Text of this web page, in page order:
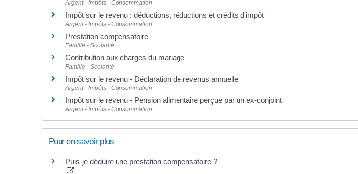
Argent - Impôts - Consommation
Impôt sur le revenu : déductions, réductions et crédits d'impôt
Argent - Impôts - Consommation
Prestation compensatoire
Famille - Scolarité
Contribution aux charges du mariage
Famille - Scolarité
Impôt sur le revenu - Déclaration de revenus annuelle
Argent - Impôts - Consommation
Impôt sur le revenu - Pension alimentaire perçue par un ex-conjoint
Argent - Impôts - Consommation
Pour en savoir plus
Puis-je déduire une prestation compensatoire ?